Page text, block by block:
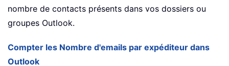
nombre de contacts présents dans vos dossiers ou
groupes Outlook.
Compter les Nombre d'emails par expéditeur dans
Outlook